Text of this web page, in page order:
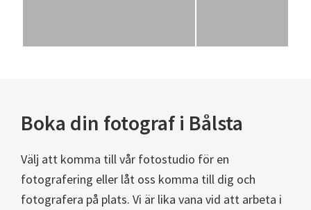
Boka din fotograf i Bålsta
Välj att komma till vår fotostudio för en
fotografering eller låt oss komma till dig och
fotografera på plats. Vi är lika vana vid att arbeta i